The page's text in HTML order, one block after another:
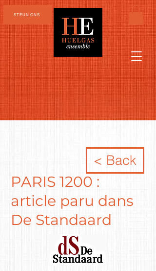
STEUN ONS
< Back
PARIS 1200 :
article paru dans
De Standaard